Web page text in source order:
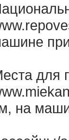
для
на